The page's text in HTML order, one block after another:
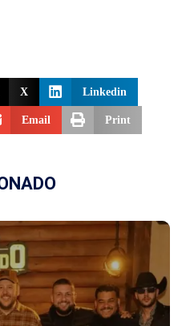
X Linkedin
Email Print